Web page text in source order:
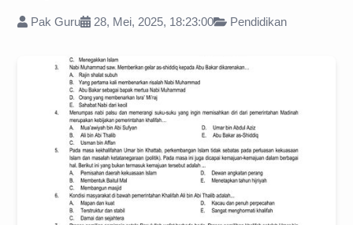
Pak Guru 28, Mei, 2025, 18:23:00 Pendidikan